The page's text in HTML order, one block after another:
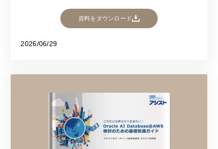
資料をダウンロード
2026/06/29